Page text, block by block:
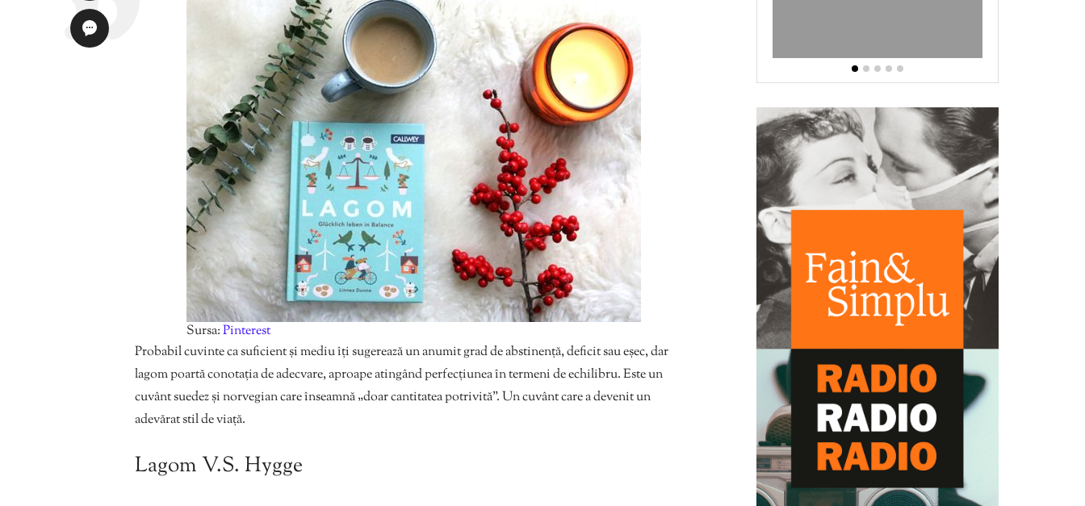
Sursa:Pinterest
Probabil cuvinte ca suficient și mediu îți sugerează un anumit grad de abstinență, deficit sau eșec, dar
lagom poartă conotația de adecvare, aproape atingând perfecțiunea în termeni de echilibru. Este un
cuvânt suedez și norvegian care înseamnă „doar cantitatea potrivită”. Un cuvânt care a devenit un
adevărat stil de viață.
Lagom V.S. Hygge